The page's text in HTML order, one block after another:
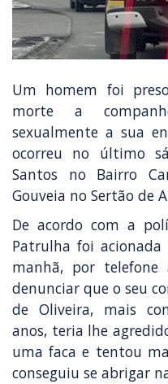
Um homem foi
morte a
sexualmente a sua
ocorreu no último
Santos no Bairro
Gouveia no Sertão de
De acordo com a
Patrulha foi
manhã, por
denunciar que o seu
de Oliveira, mais
anos, teria lhe
uma faca e tentou
conseguiu se abrigar